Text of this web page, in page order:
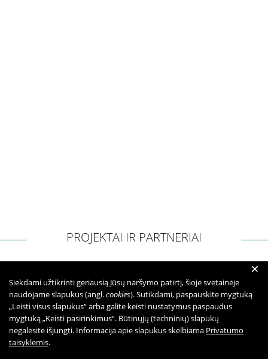
RPLC nuostatai
Veiklos sritys
Teisinė informacija
RPLC vidaus tvarkos taisyklės (informacija
PROJEKTAI IR PARTNERIAI
+
Siekdami užtikrinti geriausią Jūsų naršymo patirtį, šioje svetainėje
naudojame slapukus (angl.cookies). Sutikdami, paspauskite mygtuką
„Leisti visus slapukus“ arba galite keisti nustatymus paspaudus
mygtuką „Keisti pasirinkimus“. Būtinųjų (techninių) slapukų
negalėsite išjungti. Informacija apie slapukus skelbiama Privatumo
taisyklėmis.